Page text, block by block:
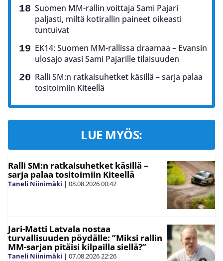
Suomen MM-rallin voittaja Sami Pajari
paljasti, miltä kotirallin paineet oikeasti
tuntuivat
EK14: Suomen MM-rallissa draamaa – Evansin
ulosajo avasi Sami Pajarille tilaisuuden
Ralli SM:n ratkaisuhetket käsillä – sarja palaa
tositoimiin Kiteellä
LUE MYÖS:
Ralli SM:n ratkaisuhetket käsillä –
sarja palaa tositoimiin Kiteellä
Taneli Niinimäki | 08.08.202600:42
Jari-Matti Latvala nostaa
turvallisuuden pöydälle: ”Miksi rallin
MM-sarjan pitäisi kilpailla siellä?”
Taneli Niinimäki | 07.08.202622:26